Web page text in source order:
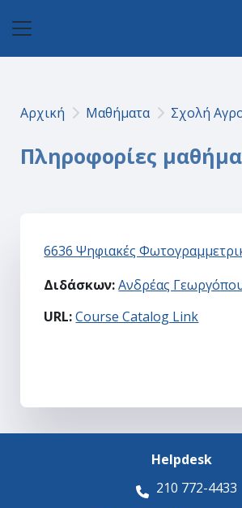
Αρχική Μαθήματα Σχολή
Πληροφορίες
6636 Ψηφιακές
Διδάσκων:Ανδρέας
URL:Course Catalog Link
Helpdesk
210 772-4433